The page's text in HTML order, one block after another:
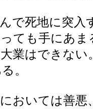
んで死地に突
ても手にあ
業はできな
。
おいては善